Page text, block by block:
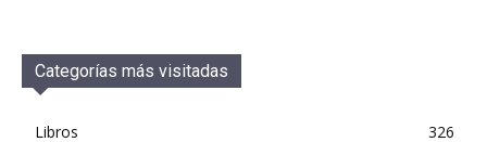
Categorías más visitadas
Libros
326